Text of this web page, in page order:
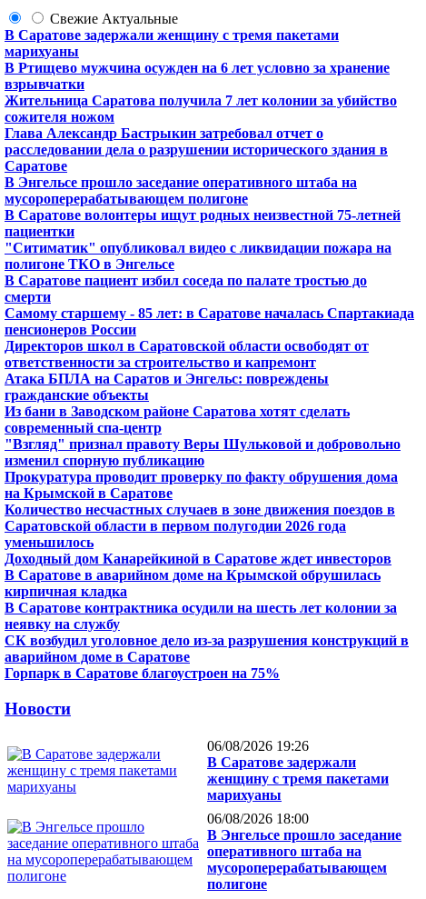
Свежие Актуальные
В Саратове задержали женщину с тремя пакетами
марихуаны
В Ртищево мужчина осужден на 6 лет условно за хранение
взрывчатки
Жительница Саратова получила 7 лет колонии за убийство
сожителя ножом
Глава Александр Бастрыкин затребовал отчет о
расследовании дела о разрушении исторического здания в
Саратове
В Энгельсе прошло заседание оперативного штаба на
мусороперерабатывающем полигоне
В Саратове волонтеры ищут родных неизвестной 75-летней
пациентки
"Ситиматик" опубликовал видео с ликвидации пожара на
полигоне ТКО в Энгельсе
В Саратове пациент избил соседа по палате тростью до
смерти
Самому старшему - 85 лет: в Саратове началась Спартакиада
пенсионеров России
Директоров школ в Саратовской области освободят от
ответственности за строительство и капремонт
Атака БПЛА на Саратов и Энгельс: повреждены
гражданские объекты
Из бани в Заводском районе Саратова хотят сделать
современный спа-центр
"Взгляд" признал правоту Веры Шульковой и добровольно
изменил спорную публикацию
Прокуратура проводит проверку по факту обрушения дома
на Крымской в Саратове
Количество несчастных случаев в зоне движения поездов в
Саратовской области в первом полугодии 2026 года
уменьшилось
Доходный дом Канарейкиной в Саратове ждет инвесторов
В Саратове в аварийном доме на Крымской обрушилась
кирпичная кладка
В Саратове контрактника осудили на шесть лет колонии за
неявку на службу
СК возбудил уголовное дело из-за разрушения конструкций в
аварийном доме в Саратове
Горпарк в Саратове благоустроен на 75%
Новости
06/08/2026 19:26
В Саратове задержали
женщину с тремя пакетами
марихуаны
06/08/2026 18:00
В Энгельсе прошло заседание
оперативного штаба на
мусороперерабатывающем
полигоне